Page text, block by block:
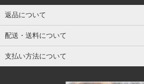
返品について
配送・送料について
支払い方法について